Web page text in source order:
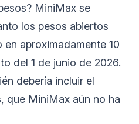
MiniMax se
los pesos abiertos
aproximadamente 10
del 1 de junio de 2026.
debería incluir el
que MiniMax aún no ha